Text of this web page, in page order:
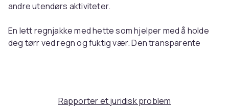
andre utendørs aktiviteter.
En lett regnjakke med hette som hjelper med å holde
deg tørr ved regn og fuktig vær. Den transparente
over lengre perioder.Rapporter et juridisk problem